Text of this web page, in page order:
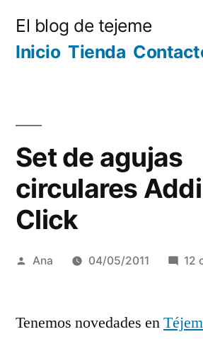
El blog de tejeme
Inicio Tienda
Set de agujas
circulares
Click
Publicada
Ana 04/05/2011 12
Tenemos novedades en